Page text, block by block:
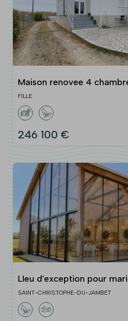
Maison renovee 4
garage
FILLE
246 100 €
LIeu d'exception pour
et séjours de groupe
SAINT-CHRISTOPHE-DU-JAMBET